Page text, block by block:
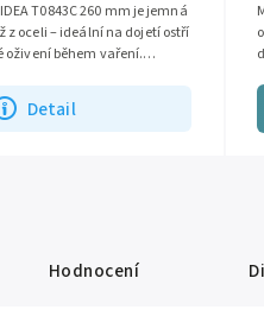
Detail
T0843C 260 mm je jemná
z oceli – ideální na dojetí ostří
oživení během vaření.
Hodnocení